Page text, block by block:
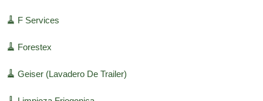
🧹 F Services
🧹 Forestex
🧹 Geiser (Lavadero De Trailer)